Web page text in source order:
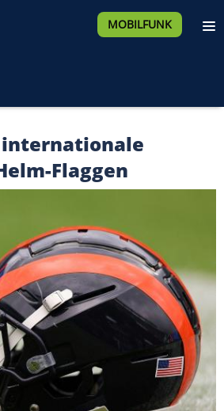
MOBILFUNK
Flaggen